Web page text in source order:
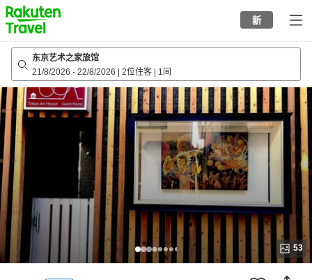
to
top
page
新
东京艺术之家旅馆
21/8/2026 - 22/8/2026 2位住客 1间
53